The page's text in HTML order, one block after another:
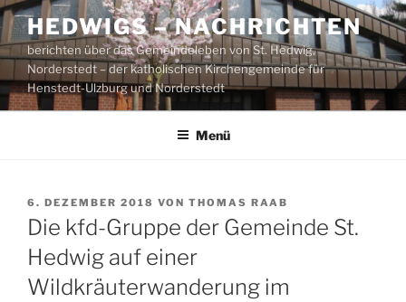
Zum
Inhalt
springen
HEDWIGS – NACHRICHTEN
berichten über das Gemeindeleben von St. Hedwig,
Norderstedt – der katholischen Kirchengemeinde für
Henstedt-Ulzburg und Norderstedt
Menü
VERÖFFENTLICHT
AM
6. DEZEMBER 2018 VON THOMAS RAAB
Die kfd-Gruppe der Gemeinde St.
Hedwig auf einer
Wildkräuterwanderung im